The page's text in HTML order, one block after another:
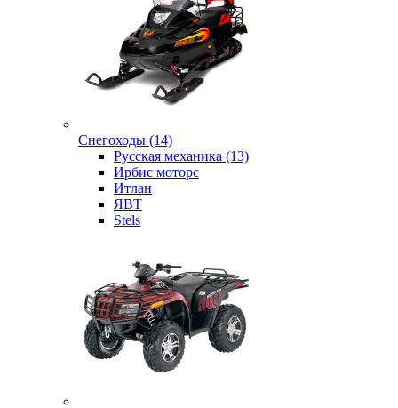
Снегоходы (14)
Русская механика (13)
Ирбис моторс
Итлан
ЯВТ
Stels